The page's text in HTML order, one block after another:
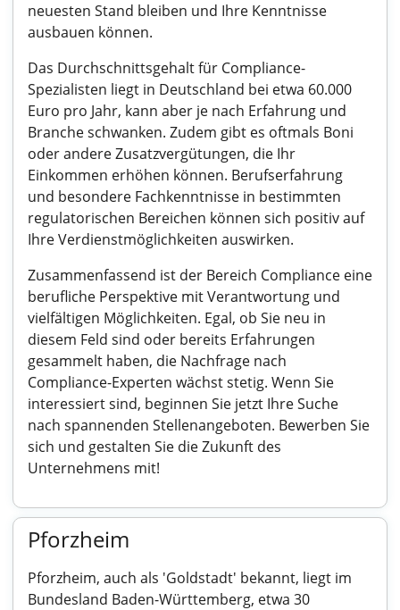
neuesten Stand bleiben und Ihre Kenntnisse
ausbauen können.
Das Durchschnittsgehalt für Compliance-
Spezialisten liegt in Deutschland bei etwa 60.000
Euro pro Jahr, kann aber je nach Erfahrung und
Branche schwanken. Zudem gibt es oftmals Boni
oder andere Zusatzvergütungen, die Ihr
Einkommen erhöhen können. Berufserfahrung
und besondere Fachkenntnisse in bestimmten
regulatorischen Bereichen können sich positiv auf
Ihre Verdienstmöglichkeiten auswirken.
Zusammenfassend ist der Bereich Compliance eine
berufliche Perspektive mit Verantwortung und
vielfältigen Möglichkeiten. Egal, ob Sie neu in
diesem Feld sind oder bereits Erfahrungen
gesammelt haben, die Nachfrage nach
Compliance-Experten wächst stetig. Wenn Sie
interessiert sind, beginnen Sie jetzt Ihre Suche
nach spannenden Stellenangeboten. Bewerben Sie
sich und gestalten Sie die Zukunft des
Unternehmens mit!
Pforzheim
Pforzheim, auch als 'Goldstadt' bekannt, liegt im
Bundesland Baden-Württemberg, etwa 30